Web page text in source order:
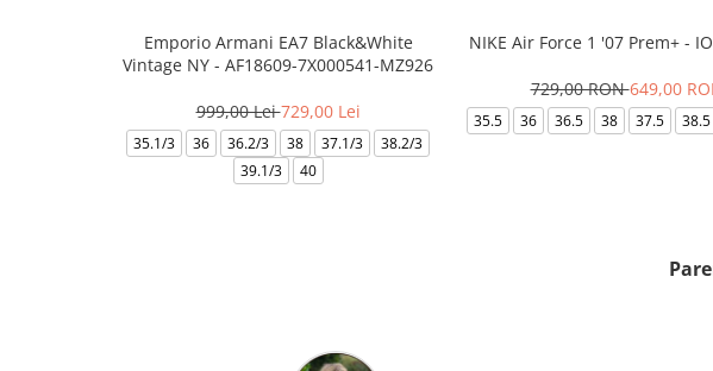
Emporio Armani EA7 Black&White
Vintage NY - AF18609-7X000541-MZ926
999,00 Lei729,00 Lei
35.1/3 36 36.2/3 38 37.1/3
38.2/3
39.1/3
40
NIKE Air Force 1 '07 Prem+ -
729,00 RON649,00
35.5 36 36.5 38 37.5 38.5